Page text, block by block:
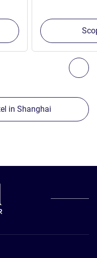
nelle vicinanze
nelle vicinanze 1 :,
in Shanghai